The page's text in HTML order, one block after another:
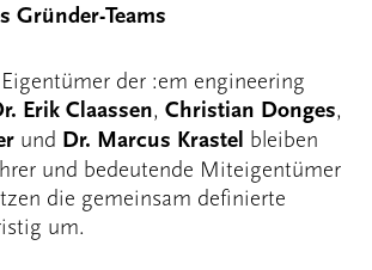
Gründer-Teams
der :em engineering
Erik Claassen,Christian Donges,
und Dr. Marcus Krastel bleiben
und bedeutende Miteigentümer
die gemeinsam definierte
um.